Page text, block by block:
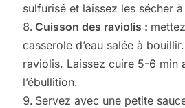
sulfurisé et laissez les sécher
Cuisson des raviolis :
casserole d’eau salée à
raviolis. Laissez cuire 5-6 min
l’ébullition.
Servez avec une petite